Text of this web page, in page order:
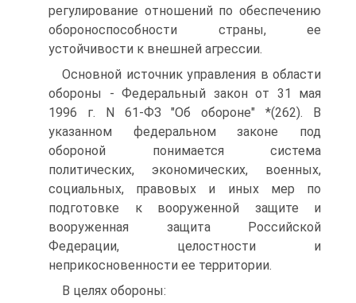
регулирование отношений по обеспечению
обороноспособности страны, ее
устойчивости к внешней агрессии.
Основной источник управления в области
обороны - Федеральный закон от 31 мая
1996 г. N 61-ФЗ "Об обороне" *(262). В
указанном федеральном законе под
обороной понимается система
политических, экономических, военных,
социальных, правовых и иных мер по
подготовке к вооруженной защите и
вооруженная защита Российской
Федерации, целостности и
неприкосновенности ее территории.
В целях обороны: